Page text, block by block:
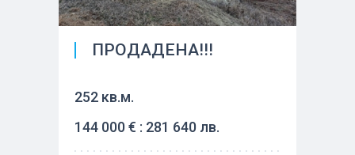
ПРОДАДЕНА!!!
252 кв.м.
144 000 € : 281 640 лв.